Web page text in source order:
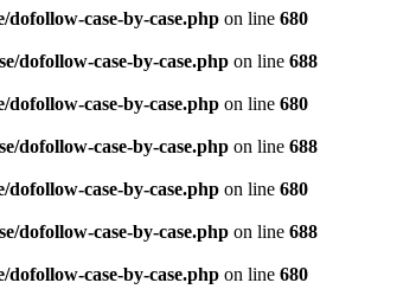
case-by-case.php on line 680
dofollow-case-by-case.php on line 688
case-by-case.php on line 680
dofollow-case-by-case.php on line 688
case-by-case.php on line 680
dofollow-case-by-case.php on line 688
case-by-case.php on line 680